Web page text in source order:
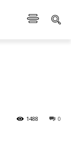
0
1488